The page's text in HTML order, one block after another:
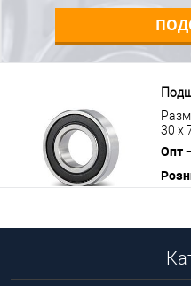
30 x
Опт